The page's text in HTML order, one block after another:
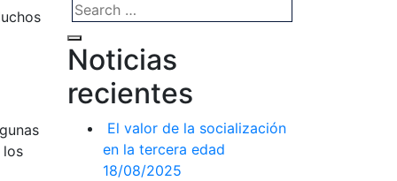
los
Noticias
recientes
El valor de la socialización
en la tercera edad
18/08/2025